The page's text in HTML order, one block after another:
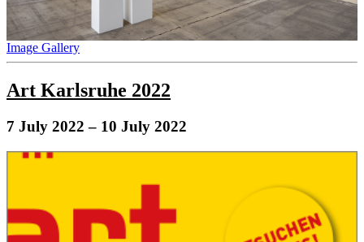
Image Gallery
Art Karlsruhe 2022
7 July 2022 – 10 July 2022